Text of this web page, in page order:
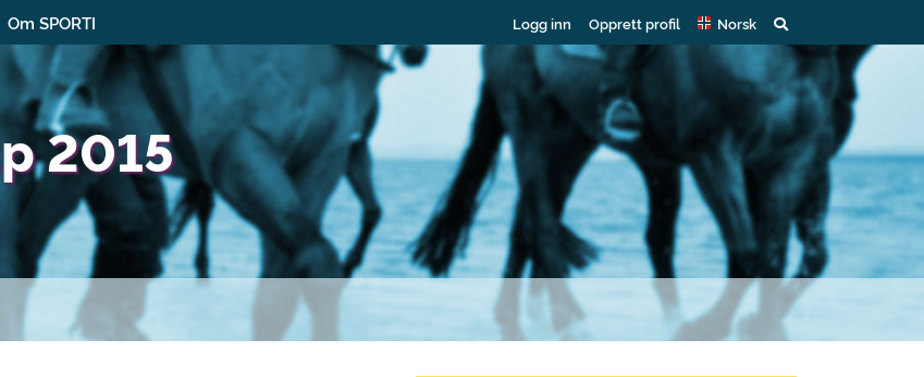
Om SPORTI Logg inn Opprett profil Norsk
2015